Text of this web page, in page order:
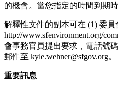
的機會。當您指定的時間到期
解釋性文件的副本可在 (1) 委員
http://www.sfenvironment.org/
會事務官員提出要求，電話號
郵件至 kyle.wehner@sfgov.org。
重要訊息